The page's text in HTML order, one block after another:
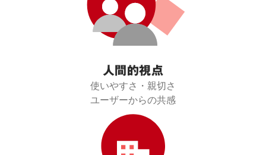
人間的視点
使いやすさ・親切さ
ユーザーからの共感